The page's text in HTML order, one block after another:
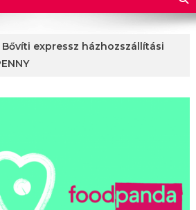
Bővíti expressz házhozszállítási